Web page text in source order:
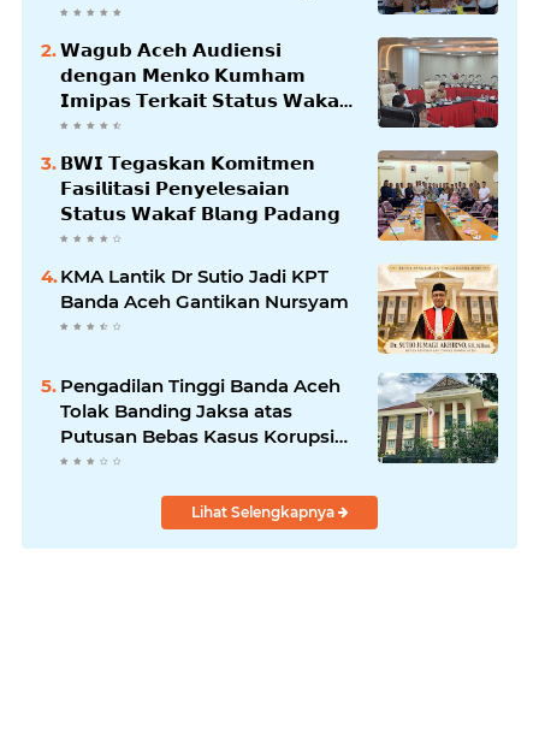
𝗪𝗮𝗴𝘂𝗯 𝗔𝗰𝗲𝗵 𝗔𝘂𝗱𝗶𝗲𝗻𝘀𝗶
𝗱𝗲𝗻𝗴𝗮𝗻 𝗠𝗲𝗻𝗸𝗼 𝗞𝘂𝗺𝗵𝗮𝗺
𝗜𝗺𝗶𝗽𝗮𝘀 𝗧𝗲𝗿𝗸𝗮𝗶𝘁 𝗦𝘁𝗮𝘁𝘂𝘀 𝗪𝗮𝗸𝗮𝗳
𝗕𝗹𝗮𝗻𝗴𝗽𝗮𝗱𝗮𝗻𝗴
𝗕𝗪𝗜 𝗧𝗲𝗴𝗮𝘀𝗸𝗮𝗻 𝗞𝗼𝗺𝗶𝘁𝗺𝗲𝗻
𝗙𝗮𝘀𝗶𝗹𝗶𝘁𝗮𝘀𝗶 𝗣𝗲𝗻𝘆𝗲𝗹𝗲𝘀𝗮𝗶𝗮𝗻
𝗦𝘁𝗮𝘁𝘂𝘀 𝗪𝗮𝗸𝗮𝗳 𝗕𝗹𝗮𝗻𝗴 𝗣𝗮𝗱𝗮𝗻𝗴
KMA Lantik Dr Sutio Jadi KPT
Banda Aceh Gantikan Nursyam
Pengadilan Tinggi Banda Aceh
Tolak Banding Jaksa atas
Putusan Bebas Kasus Korupsi
Wastafel
Lihat Selengkapnya